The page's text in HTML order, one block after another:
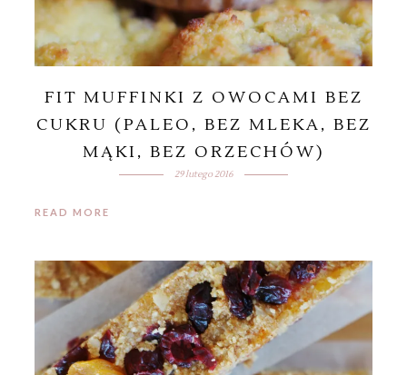
FIT MUFFINKI Z OWOCAMI BEZ
CUKRU (PALEO, BEZ MLEKA, BEZ
MĄKI, BEZ ORZECHÓW)
29 lutego 2016
READ MORE